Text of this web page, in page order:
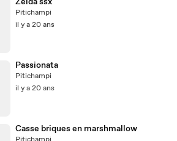
Pitichampi
il y a 20 ans
Passionata
Pitichampi
il y a 20 ans
Casse briques en marshmallow